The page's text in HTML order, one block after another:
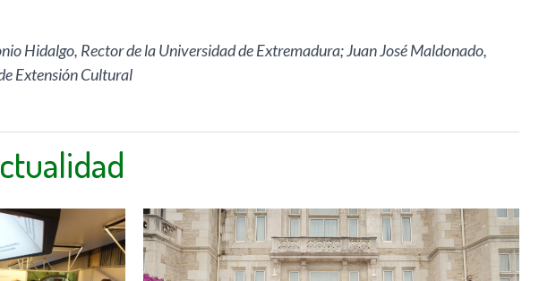
Hidalgo, Rector de la Universidad de Extremadura; Juan José Maldonado,
Extensión Cultural